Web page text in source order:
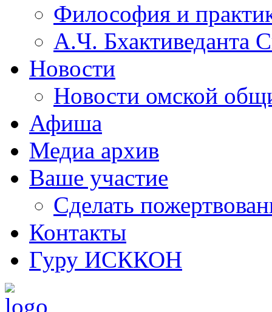
Философия и
А.Ч. Бхактиведанта
Новости
Новости омской
Афиша
Медиа архив
Ваше участие
Сделать
Контакты
Гуру ИСККОН